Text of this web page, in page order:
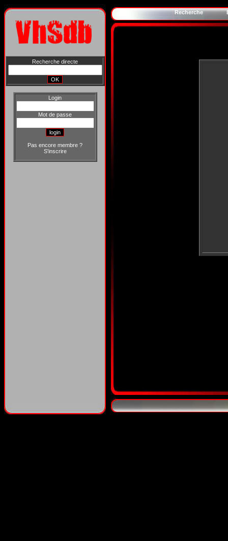
Recherche directe
Login
Mot de passe
Pas encore membre ?
S'inscrire
Recherche